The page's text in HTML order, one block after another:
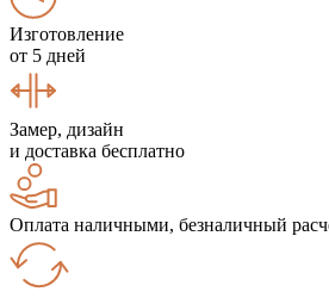
Изготовление
от 5 дней
Замер, дизайн
и доставка бесплатно
Оплата наличными, безналичный